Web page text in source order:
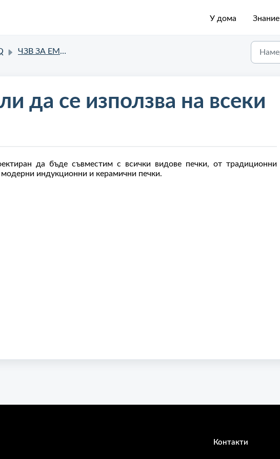
У дома Знание
ЧЗВ ЗА EMURA
да се използва на всеки
да бъде съвместим с всички видове печки, от традиционни
индукционни и керамични печки.
Контакти